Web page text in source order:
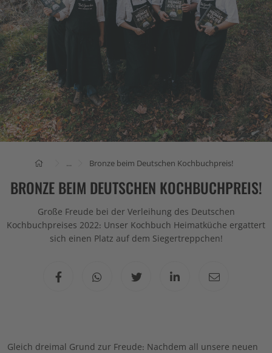
... Bronze beim Deutschen Kochbuchpreis!
BRONZE BEIM DEUTSCHEN KOCHBUCHPREIS!
Große Freude bei der Verleihung des Deutschen
Kochbuchpreises 2022: Unser Kochbuch Heimatküche ergattert
sich einen Platz auf dem Siegertreppchen!
Gleich dreimal Grund zur Freude: Nachdem all unsere neuen